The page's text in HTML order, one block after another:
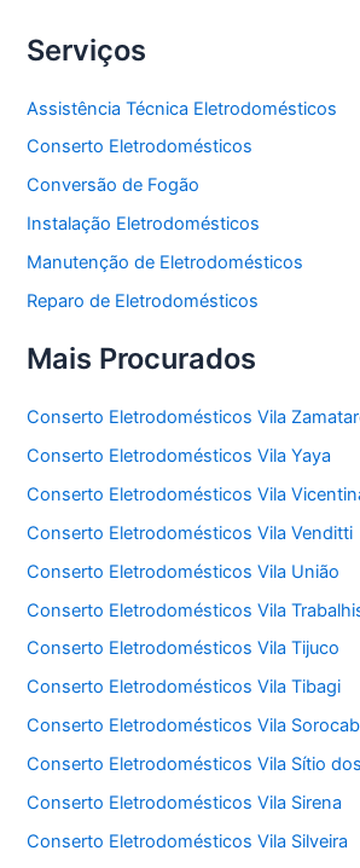
Serviços
Assistência Técnica Eletrodomésticos
Conserto Eletrodomésticos
Conversão de Fogão
Instalação Eletrodomésticos
Manutenção de Eletrodomésticos
Reparo de Eletrodomésticos
Mais Procurados
Conserto Eletrodomésticos Vila
Conserto Eletrodomésticos Vila Yaya
Conserto Eletrodomésticos Vila
Conserto Eletrodomésticos Vila Venditti
Conserto Eletrodomésticos Vila União
Conserto Eletrodomésticos Vila
Conserto Eletrodomésticos Vila Tijuco
Conserto Eletrodomésticos Vila Tibagi
Conserto Eletrodomésticos Vila
Conserto Eletrodomésticos Vila Sítio
Conserto Eletrodomésticos Vila Sirena
Conserto Eletrodomésticos Vila Silveira